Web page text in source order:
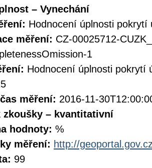
– Vynechání
Hodnocení úplnosti
měření: CZ-00025712-
1
Hodnocení úplnosti pokrytí
měření: 2016-11-
zkoušky – kvantitativní
hodnoty: %
měření: http://
99